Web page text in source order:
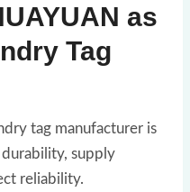
as
Tag
tag manufacturer is
supply
reliability.